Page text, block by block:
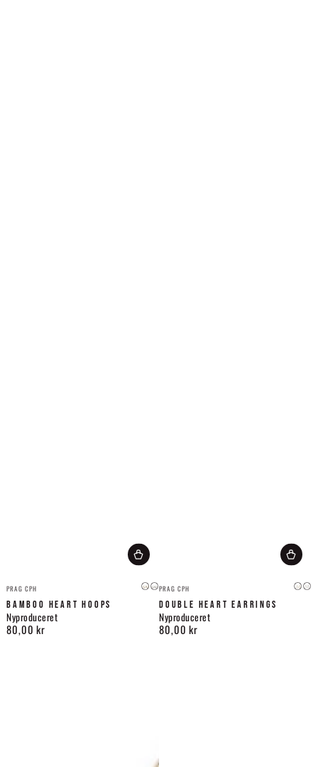
Leverandør:
PRAG CPH GuldSølv
BAMBOO HEART HOOPS
Nyproduceret
Normalpris
80,00 kr
Leverandør:
PRAG CPH Guld
DOUBLE HEART EARRINGS
Nyproduceret
Normalpris
80,00 kr